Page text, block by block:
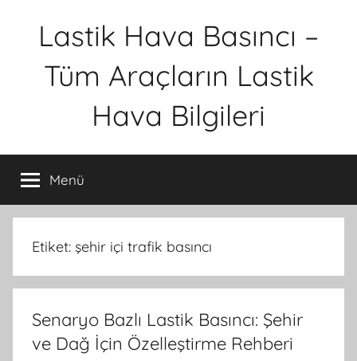
Lastik Hava Basıncı –
Tüm Araçların Lastik
Hava Bilgileri
Menü
Etiket: şehir içi trafik basıncı
Senaryo Bazlı Lastik Basıncı: Şehir
ve Dağ İçin Özelleştirme Rehberi